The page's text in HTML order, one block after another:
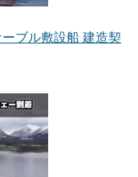
ブル敷設船 建造契